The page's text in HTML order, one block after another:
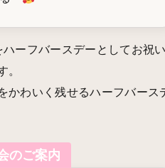
ーフバースデーとしてお祝
。
かわいく残せるハーフバース
のご案内